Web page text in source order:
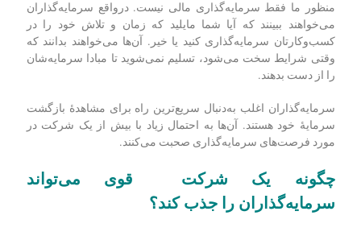
منظور ما فقط سرمایه‌گذاری مالی نیست. درواقع سرمایه‌گذاران
می‌خواهند ببینند که آیا شما مایلید که زمان و تلاش خود را در
کسب‌‌وکارتان سرمایه‌گذاری کنید یا خیر. آن‌ها می‌خواهند بدانند که
وقتی شرایط سخت می‌شود، تسلیم نمی‌شوید تا مبادا سرمایه‌شان
را از دست بدهند.
سرمایه‌گذاران اغلب به‌دنبال سریع‌ترین راه برای مشاهدۀ بازگشت
سرمایۀ خود هستند. آن‌ها به احتمال زیاد با بیش از یک شرکت در
مورد فرصت‌های سرمایه‌گذاری صحبت می‌کنند.
چگونه یک شرکت قوی میتواند
سرمایهگذاران را جذب کند؟